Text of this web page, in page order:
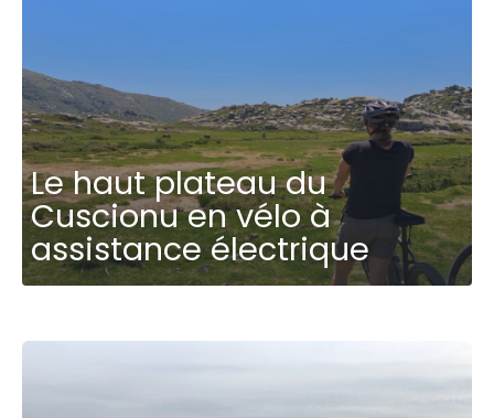
Le haut plateau du
Cuscionu en vélo à
assistance électrique